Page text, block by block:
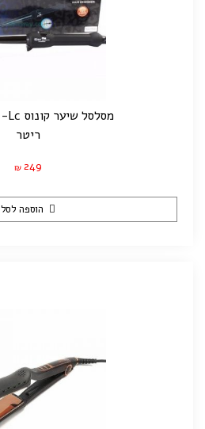
מסלסל שיער קונוס XSZ-Lc קרמי –
ריטר
₪ 249
הוספה לסל